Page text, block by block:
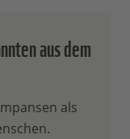
aus dem
als